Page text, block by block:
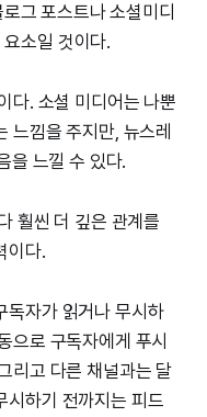
그 포스트나 소셜미디
소일 것이다.
다. 소셜 미디어는 나뿐
느낌을 주지만, 뉴스레
을 느낄 수 있다.
훨씬 더 깊은 관계를
이다.
독자가 읽거나 무시하
으로 구독자에게 푸시
리고 다른 채널과는 달
시하기 전까지는 피드